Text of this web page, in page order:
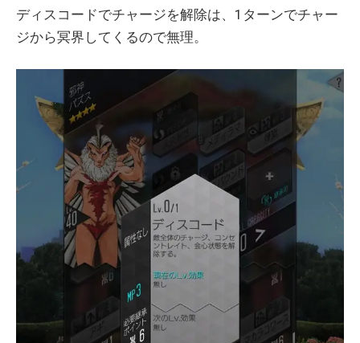
ディスコードでチャージを解除は、1ターンでチャー
ジから冥界してくるので無理。